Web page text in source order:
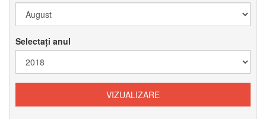
Selectați anul